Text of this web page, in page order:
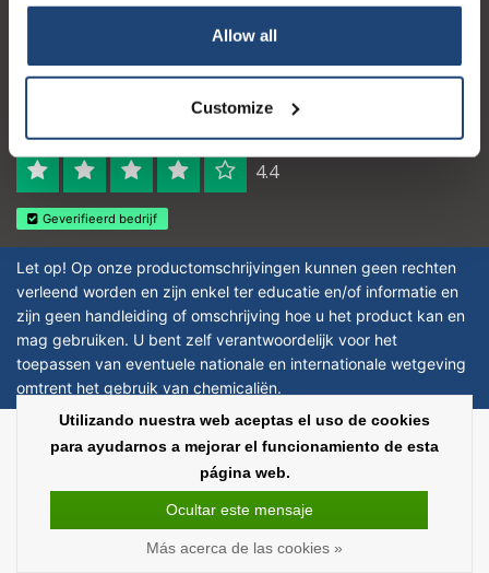
Allow all
Customize
Reviews 273 - Bien
4.4
Geverifieerd bedrijf
Let op! Op onze productomschrijvingen kunnen geen rechten
verleend worden en zijn enkel ter educatie en/of informatie en
zijn geen handleiding of omschrijving hoe u het product kan en
mag gebruiken. U bent zelf verantwoordelijk voor het
toepassen van eventuele nationale en internationale wetgeving
omtrent het gebruik van chemicaliën.
baratos - All rights reserved - Theme byInStijl Media | Todos los precios no
Utilizando nuestra web aceptas el uso de cookies
para ayudarnos a mejorar el funcionamiento de esta
página web.
Ocultar este mensaje
Más acerca de las cookies »